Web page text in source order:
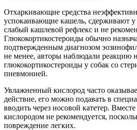
Отхаркивающие средства
успокаивающие кашель, сдерживают
слабый кашлевой рефлекс и не
Глюкокортикостероиды обычно
подтвержденным диагнозом
не менее, авторы наблюдали реакцию
глюкокортикостероиды у собак со
пневмонией.
Увлажненный кислород часто
действие, его можно подавать в
вводить через носовой катетер.
кислородом не рекомендуется,
повреждение легких.